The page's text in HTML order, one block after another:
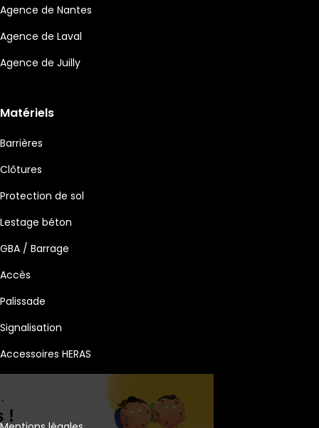
Agence de Nantes
Agence de Laval
Agence de Juilly
Matériels
Barrières
Clôtures
Protection de sol
Lestage béton
GBA / Barrage
Accès
Palissade
Signalisation
Accessoires HERAS
les Cookies !